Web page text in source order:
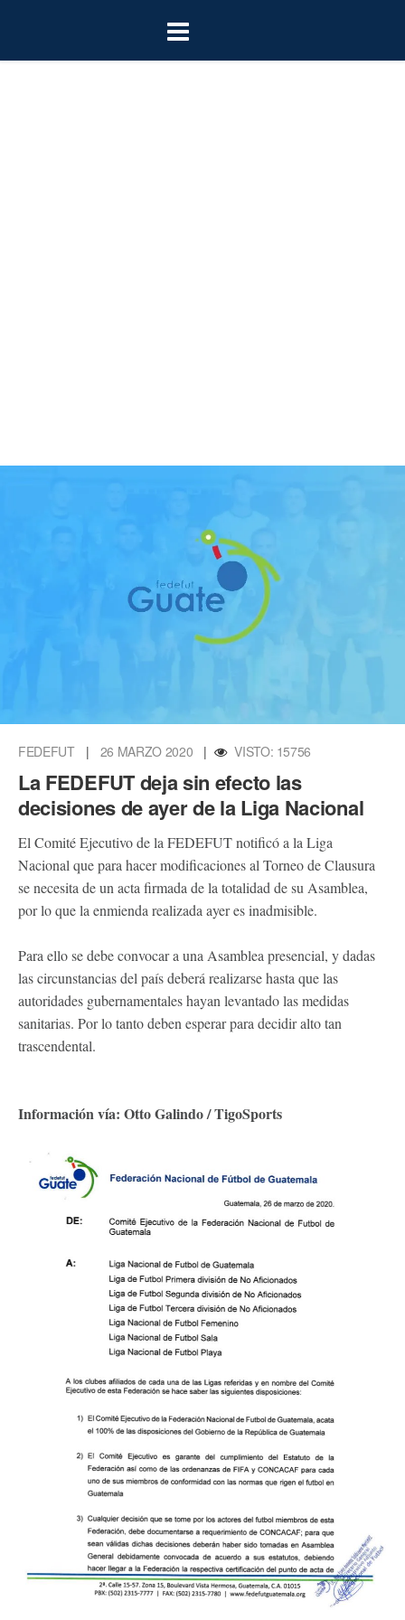
FEDEFUT | 26 MARZO 2020 | VISTO: 15756
La FEDEFUT deja sin efecto las
decisiones de ayer de la Liga Nacional
El Comité Ejecutivo de la FEDEFUT notificó a la Liga
Nacional que para hacer modificaciones al Torneo de Clausura
se necesita de un acta firmada de la totalidad de su Asamblea,
por lo que la enmienda realizada ayer es inadmisible.
Para ello se debe convocar a una Asamblea presencial, y dadas
las circunstancias del país deberá realizarse hasta que las
autoridades gubernamentales hayan levantado las medidas
sanitarias. Por lo tanto deben esperar para decidir alto tan
trascendental.
Información vía: Otto Galindo / TigoSports